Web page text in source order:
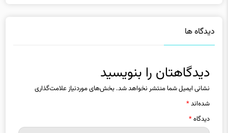
دیدگاه ها
دیدگاهتان را بنویسید
نشانی ایمیل شما منتشر نخواهد شد. بخش‌های موردنیاز علامت‌گذاری
شده‌اند*
دیدگاه*